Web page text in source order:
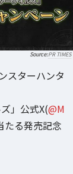
PR TIMES
スターハンタ
」公式X(@M
たる発売記念